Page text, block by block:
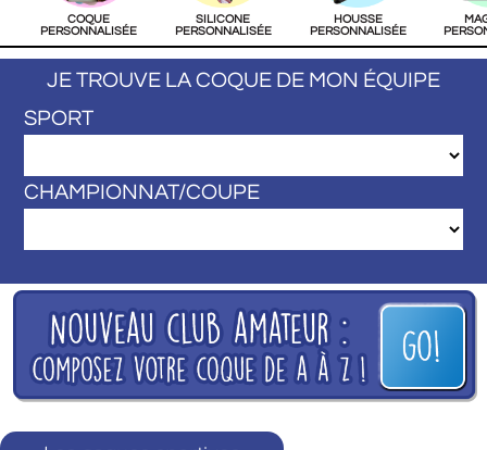
COQUE
PERSONNALISÉE
SILICONE
PERSONNALISÉE
HOUSSE
PERSONNALISÉE
JE TROUVE LA COQUE DE MON ÉQUIPE
SPORT
CHAMPIONNAT/COUPE